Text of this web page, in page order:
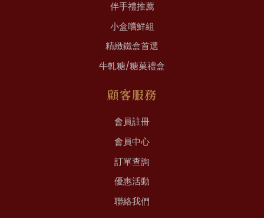
伴手禮推薦
小盒嚐鮮組
精緻鐵盒首選
牛軋糖/糖菓禮盒
顧客服務
會員註冊
會員中心
訂單查詢
優惠活動
聯絡我們